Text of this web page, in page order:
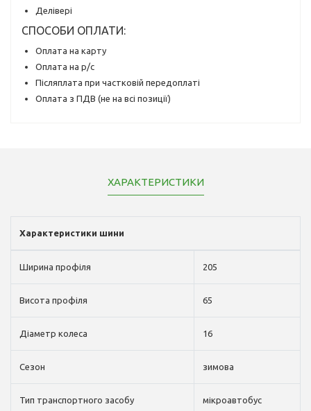
Делівері
СПОСОБИ ОПЛАТИ:
Оплата на карту
Оплата на р/с
Післяплата при частковій передоплаті
Оплата з ПДВ (не на всі позиції)
ХАРАКТЕРИСТИКИ
Характеристики шини
Ширина профіля 205
Висота профіля 65
Діаметр колеса 16
Сезон зимова
Тип транспортного засобу мікроавтобус